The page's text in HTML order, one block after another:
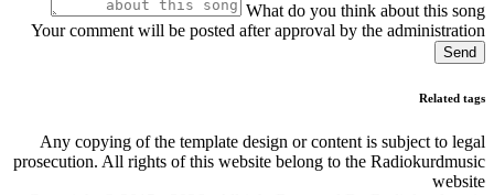
What do you think about this song
Your comment will be posted after approval by the administration
Send
Related tags
Any copying of the template design or content is subject to legal
prosecution. All rights of this website belong to the Radiokurdmusic
website